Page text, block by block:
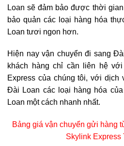
Loan sẽ đảm bảo được thời
bảo quản các loại hàng hóa
Loan tươi ngon hơn.
Hiện nay vận chuyển đi sang
khách hàng chỉ cần liên hệ
Express của chúng tôi, với dịch
Đài Loan các loại hàng hóa
Loan một cách nhanh nhất.
Bảng giá vận chuyển gửi hàng
Skylink Express